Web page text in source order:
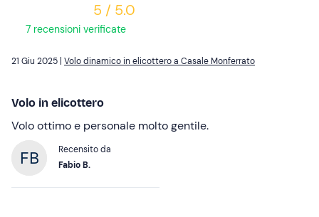
5 / 5.0
7 recensioni verificate
21 Giu 2025 | Volo dinamico in elicottero a Casale Monferrato
Volo in elicottero
Volo ottimo e personale molto gentile.
Recensito da
Fabio B.